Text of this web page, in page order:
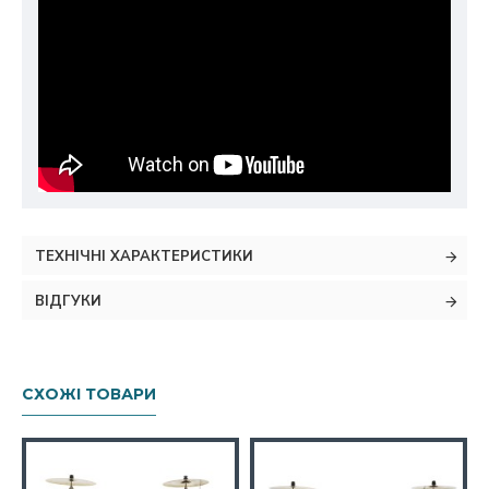
ТЕХНІЧНІ ХАРАКТЕРИСТИКИ
ВІДГУКИ
СХОЖІ ТОВАРИ